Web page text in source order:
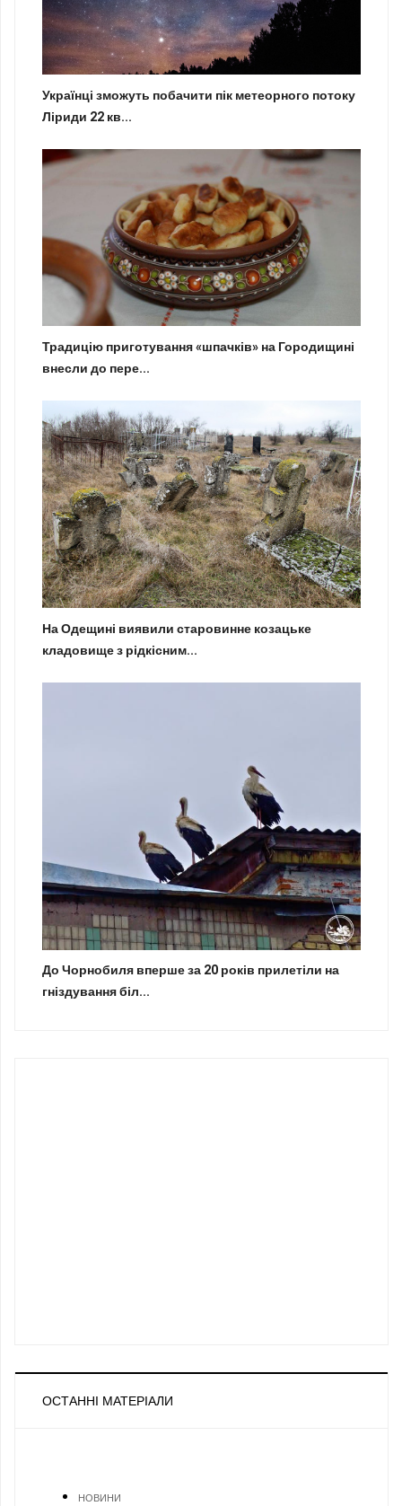
Українці зможуть побачити пік метеорного потоку
Ліриди 22 кв...
Традицію приготування «шпачків» на Городищині
внесли до пере...
На Одещині виявили старовинне козацьке
кладовище з рідкісним...
До Чорнобиля вперше за 20 років прилетіли на
гніздування біл...
ОСТАННІ МАТЕРІАЛИ
НОВИНИ